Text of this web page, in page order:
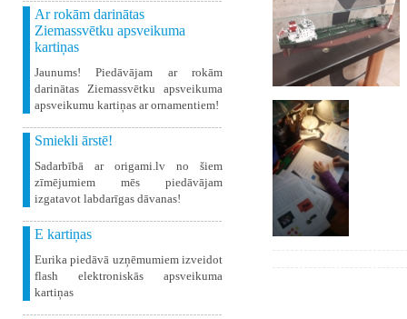
Ar rokām darinātas
Ziemassvētku apsveikuma
kartiņas
Jaunums! Piedāvājam ar rokām
darinātas Ziemassvētku apsveikuma
apsveikumu kartiņas ar ornamentiem!
Smiekli ārstē!
Sadarbībā ar origami.lv no šiem
zīmējumiem mēs piedāvājam
izgatavot labdarīgas dāvanas!
E kartiņas
Eurika piedāvā uzņēmumiem izveidot
flash elektroniskās apsveikuma
kartiņas